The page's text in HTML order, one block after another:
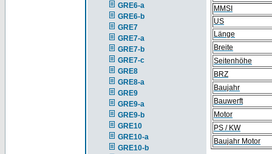
GRE6-a
GRE6-b
GRE7
GRE7-a
GRE7-b
GRE7-c
GRE8
GRE8-a
GRE9
GRE9-a
GRE9-b
GRE10
GRE10-a
GRE10-b
MMSI
US
Länge
Breite
Seitenhöhe
BRZ
Baujahr
Bauwerft
Motor
PS / KW
Baujahr Motor